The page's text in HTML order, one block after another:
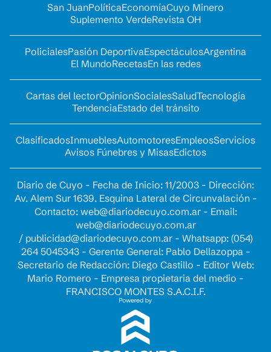
San JuanPolíticaEconomíaCuyo Minero
Suplemento VerdeRevista OH
PolicialesPasión DeportivaEspectáculosArgentina
El MundoRecetasEn las redes
Cartas del lectorOpinionSocialesSaludTecnología
TendenciaEstado del tránsito
ClasificadosInmueblesAutomotoresEmpleosServicios
Avisos Fúnebres y MisasEdictos
Diario de Cuyo - Fecha de Inicio: 11/2003 - Dirección:
Av. Alem Sur 1639. Esquina Lateral de Circunvalación -
Contacto: web@diariodecuyo.com.ar- Email:
web@diariodecuyo.com.ar
/ publicidad@diariodecuyo.com.ar- Whatsapp: (054)
264 5045343 - Gerente General: Pablo Dellazoppa -
Secretario de Redacción: Diego Castillo - Editor Web:
Mario Romero - Empresa propietaria del medio -
FRANCISCO MONTES S.A.C.I.F.